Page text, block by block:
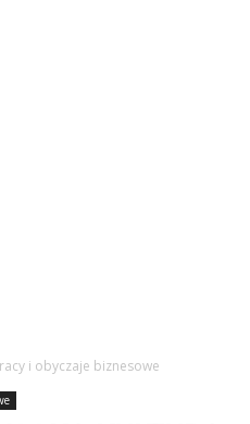
i obyczaje biznesowe